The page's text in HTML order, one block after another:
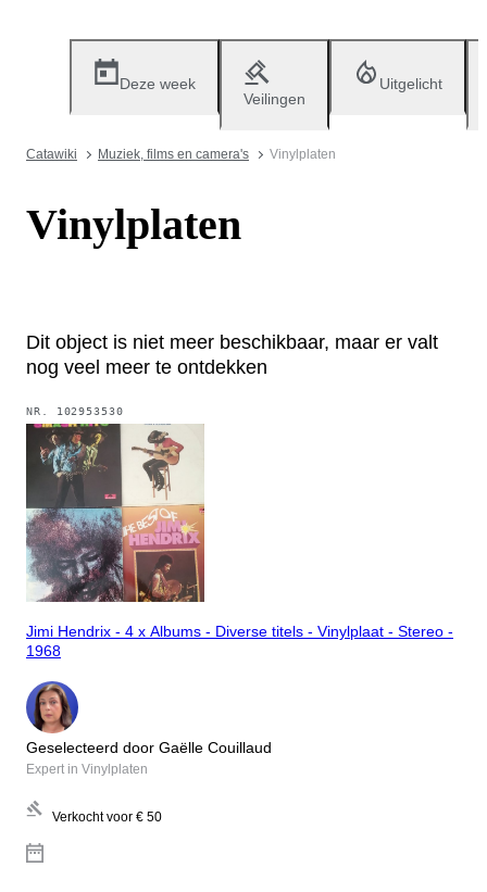
Deze week
Veilingen
Uitgelicht
Catawiki Muziek, films en camera's Vinylplaten
Vinylplaten
Dit object is niet meer beschikbaar, maar er valt
nog veel meer te ontdekken
NR. 102953530
Jimi Hendrix - 4 x Albums - Diverse titels - Vinylplaat - Stereo -
1968
Geselecteerd door Gaëlle Couillaud
Expert in Vinylplaten
Verkocht voor € 50